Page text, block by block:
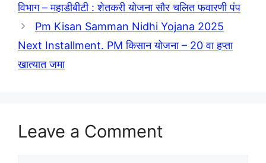
विभाग – महाडीबीटी : शेतकरी योजना सौर चलित फवारणी पंप
Pm Kisan Samman Nidhi Yojana 2025
Next Installment. PM किसान योजना – 20 वा हप्ता
खात्यात जमा
Leave a Comment